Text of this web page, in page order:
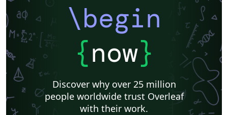
\begin
{now}
Discover why over 25 million
people worldwide trust Overleaf
with their work.